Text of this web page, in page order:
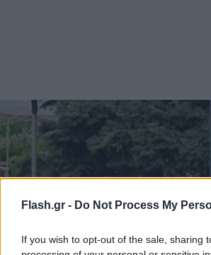
Flash.gr - Do Not Process My
If you wish to opt-out of the sale, sharing